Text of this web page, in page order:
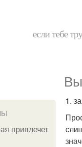
если тебе
Вы
привлечет
1.